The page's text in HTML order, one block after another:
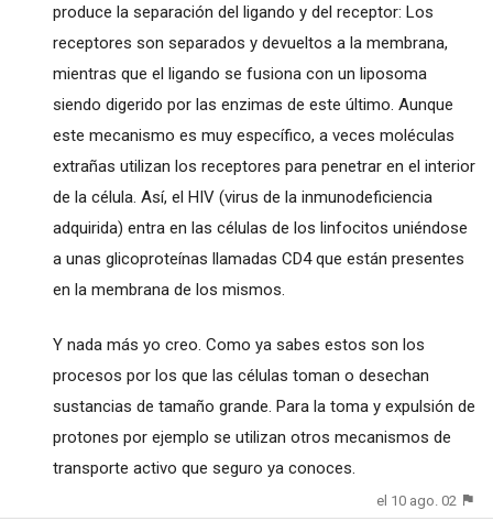
produce la separación del ligando y del receptor: Los
receptores son separados y devueltos a la membrana,
mientras que el ligando se fusiona con un liposoma
siendo digerido por las enzimas de este último. Aunque
este mecanismo es muy específico, a veces moléculas
extrañas utilizan los receptores para penetrar en el interior
de la célula. Así, el HIV (virus de la inmunodeficiencia
adquirida) entra en las células de los linfocitos uniéndose
a unas glicoproteínas llamadas CD4 que están presentes
en la membrana de los mismos.
Y nada más yo creo. Como ya sabes estos son los
procesos por los que las células toman o desechan
sustancias de tamaño grande. Para la toma y expulsión de
protones por ejemplo se utilizan otros mecanismos de
transporte activo que seguro ya conoces.
el 10 ago. 02